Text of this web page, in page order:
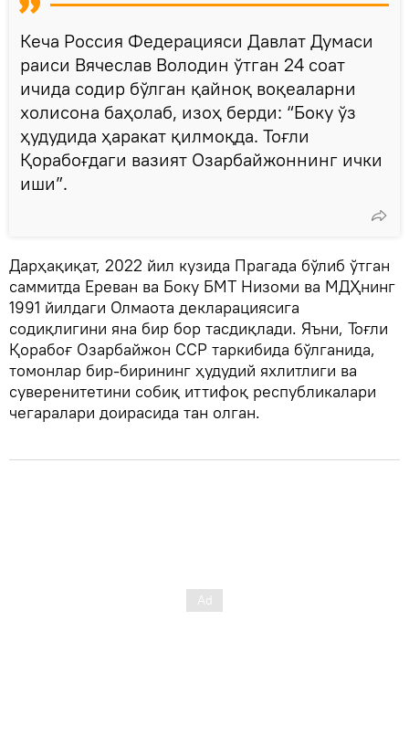
Кеча Россия Федерацияси Давлат Думаси
раиси Вячеслав Володин ўтган 24 соат
ичида содир бўлган қайноқ воқеаларни
холисона баҳолаб, изоҳ берди: “Боку ўз
ҳудудида ҳаракат қилмоқда. Тоғли
Қорабоғдаги вазият Озарбайжоннинг ички
иши”.
Дарҳақиқат, 2022 йил кузида Прагада бўлиб ўтган
саммитда Ереван ва Боку БМТ Низоми ва МДҲнинг
1991 йилдаги Олмаота декларациясига
содиқлигини яна бир бор тасдиқлади. Яъни, Тоғли
Қорабоғ Озарбайжон ССР таркибида бўлганида,
томонлар бир-бирининг ҳудудий яхлитлиги ва
суверенитетини собиқ иттифоқ республикалари
чегаралари доирасида тан олган.